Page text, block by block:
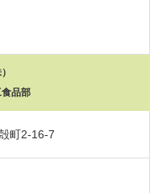
品部
町2-16-7